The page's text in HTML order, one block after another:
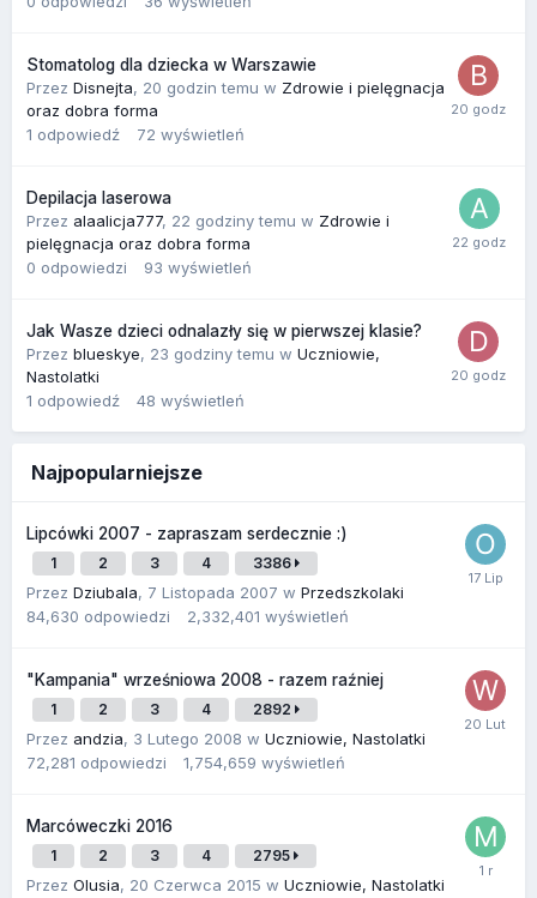
Stomatolog dla dziecka w Warszawie
Przez Disnejta, 20 godzin temu w Zdrowie i pielęgnacja
oraz dobra forma
1 odpowiedź 72 wyświetleń
Depilacja laserowa
Przez alaalicja777, 22 godziny temu w Zdrowie i
pielęgnacja oraz dobra forma
0 odpowiedzi 93 wyświetleń
Jak Wasze dzieci odnalazły się w pierwszej klasie?
Przez blueskye, 23 godziny temu w Uczniowie,
Nastolatki
1 odpowiedź 48 wyświetleń
Najpopularniejsze
Lipcówki 2007 - zapraszam serdecznie :)
1 2 3 4 3386
Przez Dziubala, 7 Listopada 2007 w Przedszkolaki
84,630 odpowiedzi 2,332,401 wyświetleń
"Kampania" wrześniowa 2008 - razem raźniej
1 2 3 4 2892
Przez andzia, 3 Lutego 2008 w Uczniowie, Nastolatki
72,281 odpowiedzi 1,754,659 wyświetleń
Marcóweczki 2016
1 2 3 4 2795
Przez Olusia, 20 Czerwca 2015 w Uczniowie, Nastolatki